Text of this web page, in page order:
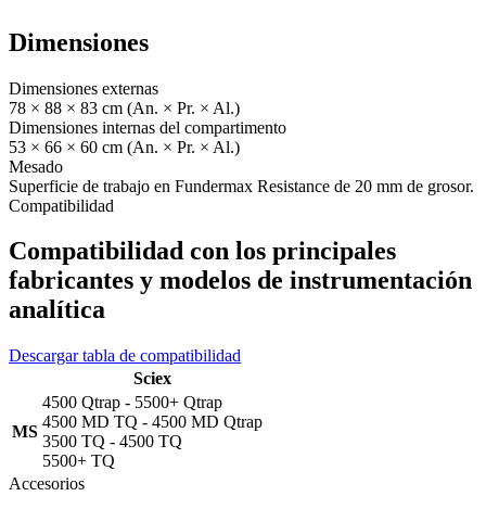
Dimensiones
Dimensiones externas
78 × 88 × 83 cm (An. × Pr. × Al.)
Dimensiones internas del compartimento
53 × 66 × 60 cm (An. × Pr. × Al.)
Mesado
Superficie de trabajo en Fundermax Resistance de 20 mm de grosor.
Compatibilidad
Compatibilidad con los principales
fabricantes y modelos de instrumentación
analítica
Descargar tabla de compatibilidad
Sciex
MS
4500 Qtrap - 5500+ Qtrap
4500 MD TQ - 4500 MD Qtrap
3500 TQ - 4500 TQ
5500+ TQ
Accesorios